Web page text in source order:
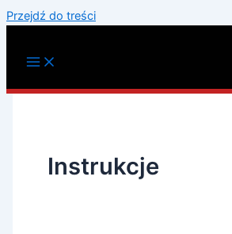
Przejdź do treści
Instrukcje